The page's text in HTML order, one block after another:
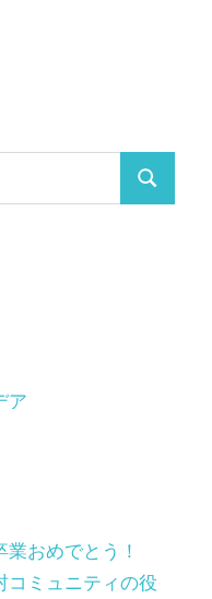
検
ア
おめでとう！
ミュニティの役